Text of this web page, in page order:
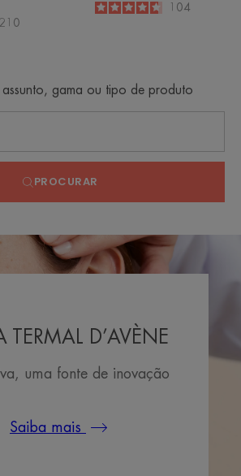
4.1
/
5
210
4.7
104
assunto, gama ou tipo de produto
PROCURAR
TERMAL D’AVÈNE
uma fonte de inovação
Saiba mais